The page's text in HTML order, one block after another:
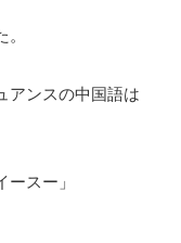
アンスの中国語は
ースー」